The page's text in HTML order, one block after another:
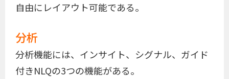
自由にレイアウト可能である。
分析
分析機能には、インサイト、シグナル、ガイド
付きNLQの3つの機能がある。